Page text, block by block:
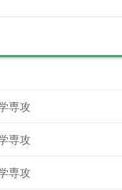
専攻
専攻
専攻